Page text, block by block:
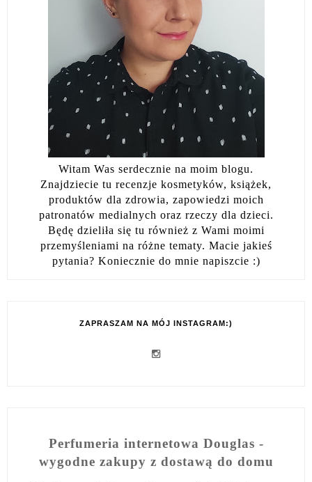
Witam Was serdecznie na moim blogu.
Znajdziecie tu recenzje kosmetyków, książek,
produktów dla zdrowia, zapowiedzi moich
patronatów medialnych oraz rzeczy dla dzieci.
Będę dzieliła się tu również z Wami moimi
przemyśleniami na różne tematy. Macie jakieś
pytania? Koniecznie do mnie napiszcie :)
ZAPRASZAM NA MÓJ INSTAGRAM:)
Perfumeria internetowa Douglas -
wygodne zakupy z dostawą do domu